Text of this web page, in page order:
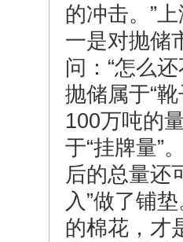
的冲击。”
一是对抛储
问：“怎么
抛储属于“
100万吨的
于“挂牌量”
后的总量还
入”做了铺
的棉花，才